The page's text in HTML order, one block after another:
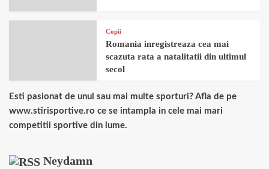
Copii
Romania inregistreaza cea mai
scazuta rata a natalitatii din ultimul
secol
Esti pasionat de unul sau mai multe sporturi? Afla de pe
www.stirisportive.ro ce se intampla in cele mai mari
competitii sportive din lume.
Neydamn